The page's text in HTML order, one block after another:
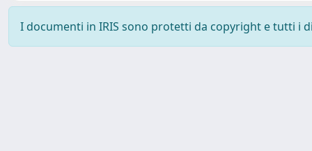
I documenti in IRIS sono protetti da copyright e tutti i